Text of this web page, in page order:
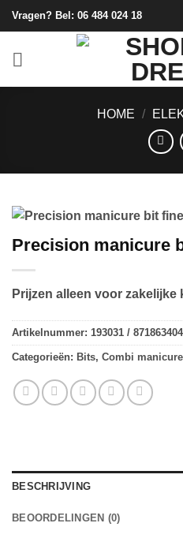
Ga
naar
Vragen? Bel: 06 484 024 18
HOME /
Precision manicure
Prijzen alleen voor zakelijke
Artikelnummer: 193031 /
Categorieën: Bits, Combi manicure
BESCHRIJVING
BEOORDELINGEN (0)